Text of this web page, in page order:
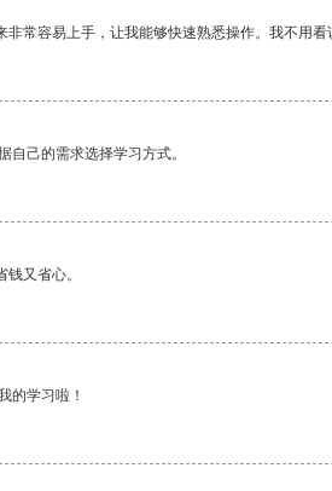
常容易上手，让我能够快速熟悉操作。我不用看
自己的需求选择学习方式。
又省心。
的学习啦！